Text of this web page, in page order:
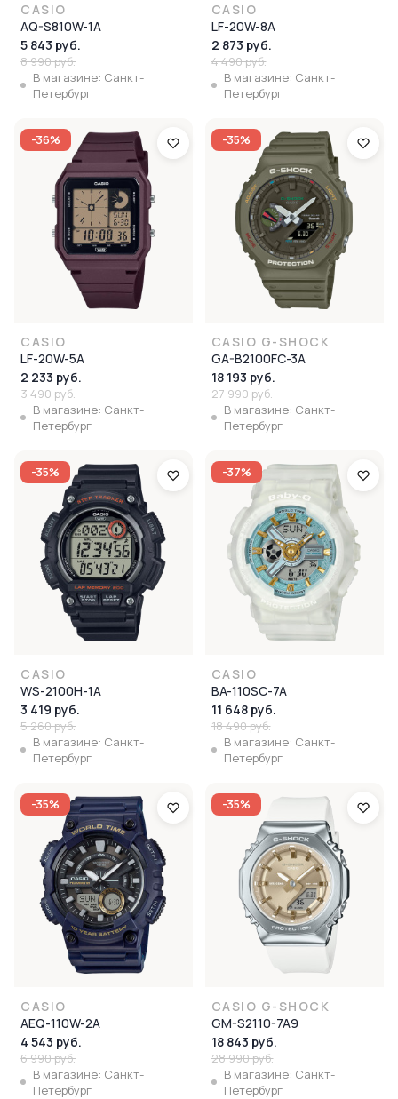
CASIO
AQ-S810W-1A
5 843 руб.
8 990 руб.
В магазине: Санкт-
Петербург
CASIO
LF-20W-8A
2 873 руб.
4 490 руб.
В магазине: Санкт-
Петербург
-36%
CASIO
LF-20W-5A
2 233 руб.
3 490 руб.
В магазине: Санкт-
Петербург
-35%
CASIO G-SHOCK
GA-B2100FC-3A
18 193 руб.
27 990 руб.
В магазине: Санкт-
Петербург
-35%
CASIO
WS-2100H-1A
3 419 руб.
5 260 руб.
В магазине: Санкт-
Петербург
-37%
CASIO
BA-110SC-7A
11 648 руб.
18 490 руб.
В магазине: Санкт-
Петербург
-35%
CASIO
AEQ-110W-2A
4 543 руб.
6 990 руб.
В магазине: Санкт-
Петербург
-35%
CASIO G-SHOCK
GM-S2110-7A9
18 843 руб.
28 990 руб.
В магазине: Санкт-
Петербург